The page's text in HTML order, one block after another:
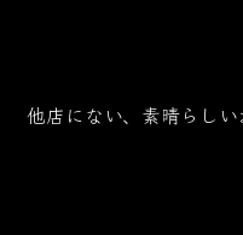
他店にない、素晴らしい